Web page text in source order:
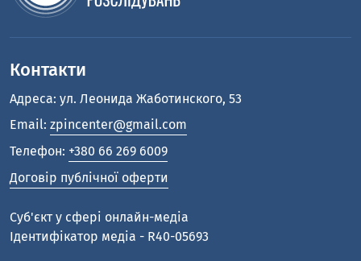
Контакти
Адреса: ул. Леонида Жаботинского, 53
Email: zpincenter@gmail.com
Телефон: +380 66 269 6009
Договір публічної оферти
Cуб'єкт у сфері онлайн-медіа
Ідентифікатор медіа - R40-05693